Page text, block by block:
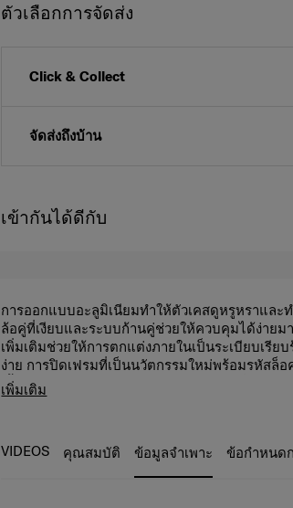
ตัวเลือกการจัดส่ง
Click & Collect
จัดส่งถึงบ้าน
เข้ากันได้ดีกับ
การออกแบบอะลูมิเนียมทำให้ตัวเคสดูหรูหราและ
ล้อคู่ที่เงียบและระบบก้านคู่ช่วยให้ควบคุมได้ง่ายม
เพิ่มเติมช่วยให้การตกแต่งภายในเป็นระเบียบเรีย
ง่าย การปิดเฟรมที่เป็นนวัตกรรมใหม่พร้อมรหัสล็
เสื้อผ้าเดินทางของคุณ การตกแต่งภายในที่กว้างขว
การปรับให้เหมาะกับความต้องการของคุณและอีก
ปลอดภัย กระเป๋าขนาดเล็กและใหญ่ได้รับการคา
ภายในคุณภาพสูงที่ให้สัมผัสนุ่ม
คุณสมบัติสินค้า
ผลิตจาก Aluminium ทั้งใบ
เพิ่มเติม
VIDEOS คุณสมบัติ ข้อมูลจำเพาะ ข้อกำหนด